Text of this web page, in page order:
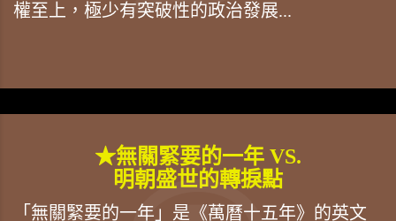
權至上，極少有突破性的政治發展...
★無關緊要的一年 VS.
明朝盛世的轉捩點
「無關緊要的一年」是《萬曆十五年》的英文